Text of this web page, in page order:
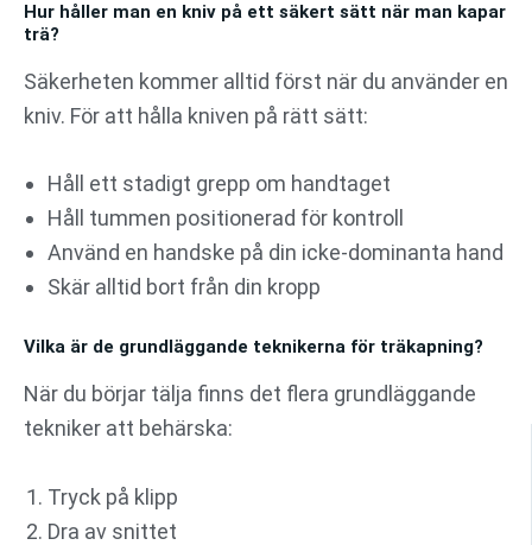
Hur håller man en kniv på ett säkert sätt när man kapar
trä?
Säkerheten kommer alltid först när du använder en
kniv. För att hålla kniven på rätt sätt:
Håll ett stadigt grepp om handtaget
Håll tummen positionerad för kontroll
Använd en handske på din icke-dominanta hand
Skär alltid bort från din kropp
Vilka är de grundläggande teknikerna för träkapning?
När du börjar tälja finns det flera grundläggande
tekniker att behärska:
Tryck på klipp
Dra av snittet